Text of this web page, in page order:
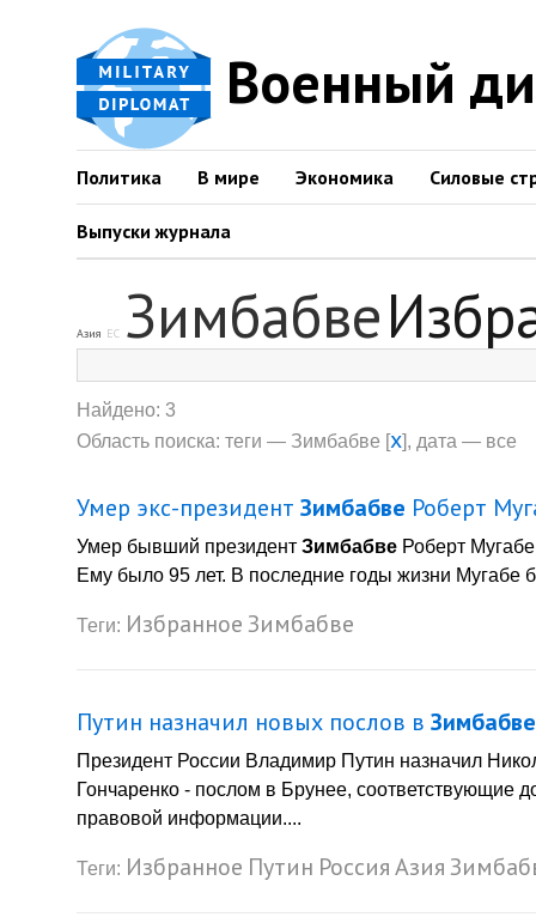
Военный
Политика В мире Экономика Силовые
Выпуски журнала
Азия ЕС Зимбабве
Найдено: 3
Область поиска: теги — Зимбабве [x], дата — все
Умер экс-президент Зимбабве Роберт
Умер бывший президент Зимбабве Роберт
Ему было 95 лет. В последние годы жизни Мугабе
Теги: Избранное Зимбабве
Путин назначил новых послов в Зимбабве
Президент России Владимир Путин назначил
Гончаренко - послом в Брунее,
правовой информации....
Теги: Избранное Путин РоссияАзия